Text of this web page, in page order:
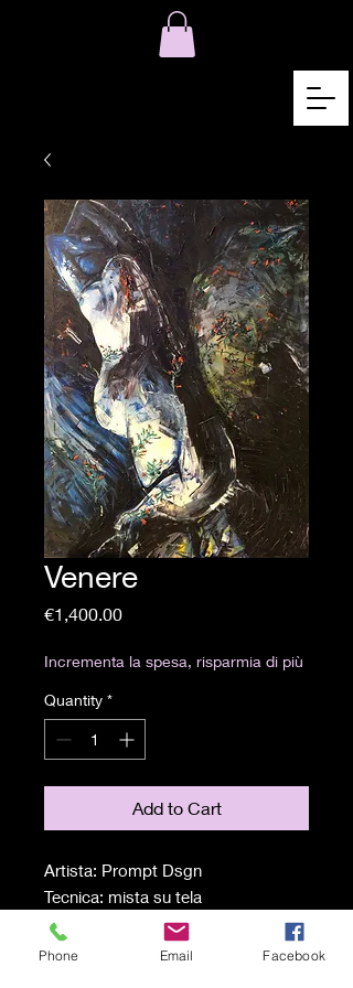
Venere
€1,400.00Price
Incrementa la spesa, risparmia di più
Quantity *
Add to Cart
Artista: Prompt Dsgn
Tecnica: mista su tela
Misure: 80x60 cm
Anno: 2020
Phone Email Facebook